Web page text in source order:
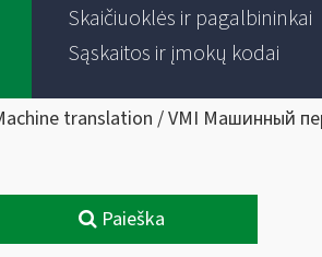
Skaičiuoklės ir pagalbininkai
Sąskaitos ir įmokų kodai
translation / VMI Машинный
Paieška